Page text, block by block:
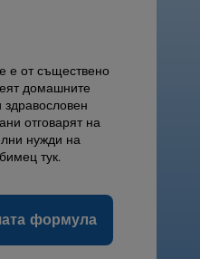
е от съществено
домашните
отговарят на
нужди на
тук.
формула